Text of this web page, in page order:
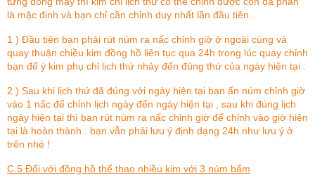
là mặc định và bạn chỉ cần chỉnh duy nhất lần đầu tiên .
1 ) Đầu tiên bạn phải rút núm ra nấc chỉnh giờ ở ngoài cùng và
quay thuận chiều kim đồng hồ liên tục qua 24h trong lúc quay chỉnh
bạn để ý kim phụ chỉ lịch thứ nhảy đến đúng thứ của ngày hiện tại .
2 ) Sau khi lịch thứ đã đúng với ngày hiện tại bạn ấn núm chỉnh giờ
vào 1 nấc để chỉnh lịch ngày đến ngày hiện tại , sau khi đúng lịch
ngày hiện tại thì bạn rút núm ra nấc chỉnh giờ để chỉnh vào giờ hiện
tại là hoàn thành . bạn vẫn phải lưu ý định dạng 24h như lưu ý ở
trên nhé !
C.5 Đối với đồng hồ thể thao nhiều kim với 3 núm bấm